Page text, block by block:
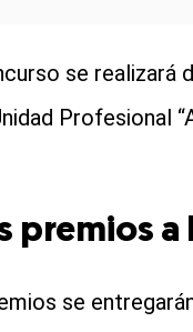
se realizará
Profesional
premios
se